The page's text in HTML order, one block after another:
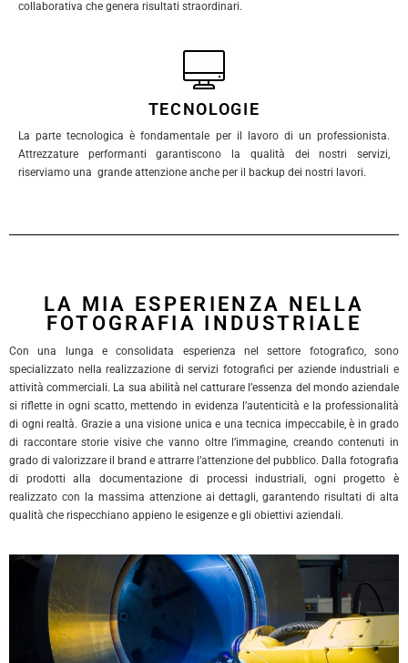
collaborativa che genera risultati straordinari.
TECNOLOGIE
La parte tecnologica è fondamentale per il lavoro di un professionista.
Attrezzature performanti garantiscono la qualità dei nostri servizi,
riserviamo una grande attenzione anche per il backup dei nostri lavori.
LA MIA ESPERIENZA NELLA
FOTOGRAFIA INDUSTRIALE
Con una lunga e consolidata esperienza nel settore fotografico, sono
specializzato nella realizzazione di servizi fotografici per aziende industriali e
attività commerciali. La sua abilità nel catturare l’essenza del mondo aziendale
si riflette in ogni scatto, mettendo in evidenza l’autenticità e la professionalità
di ogni realtà. Grazie a una visione unica e una tecnica impeccabile, è in grado
di raccontare storie visive che vanno oltre l’immagine, creando contenuti in
grado di valorizzare il brand e attrarre l’attenzione del pubblico. Dalla fotografia
di prodotti alla documentazione di processi industriali, ogni progetto è
realizzato con la massima attenzione ai dettagli, garantendo risultati di alta
qualità che rispecchiano appieno le esigenze e gli obiettivi aziendali.